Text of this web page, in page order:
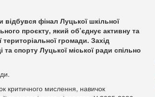
відбувся фінал Луцької шкільної
проєкту, який об’єднує активну та
громади. Захід
спорту Луцької міської ради спільно
критичного мислення, навичок